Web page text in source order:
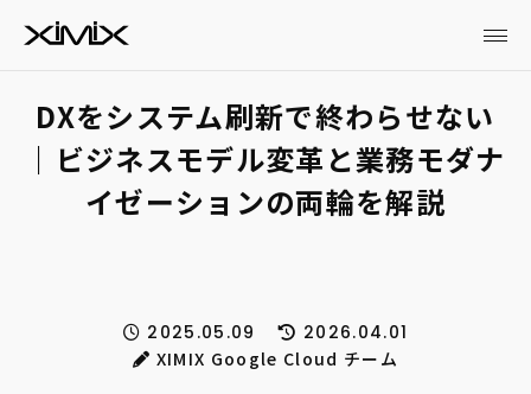
DXをシステム刷新で終わらせない
｜ビジネスモデル変革と業務モダナ
イゼーションの両輪を解説
2025.05.09
2026.04.01
XIMIX Google Cloud チーム